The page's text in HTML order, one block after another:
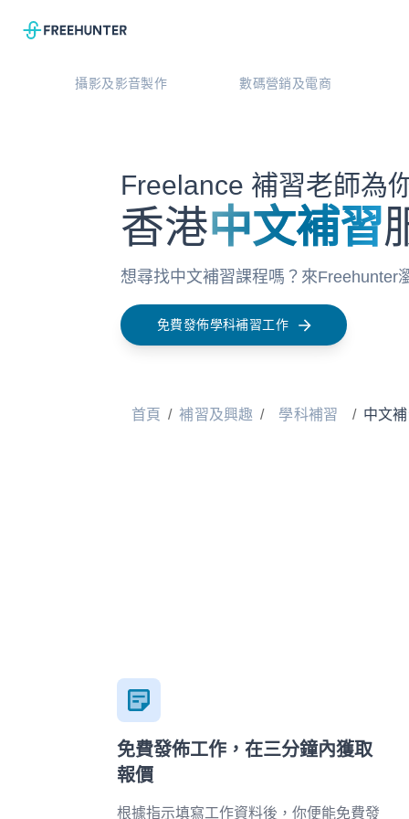
攝影及影音製作 數碼營銷及電商
Freelance 補習老師為
香港中文補習
想尋找中文補習課程嗎？來Freehunter
免費發佈學科補習工作
首頁 / 補習及興趣 / 學科補習 / 中文
免費發佈工作，在三分鐘內獲取
報價
根據指示填寫工作資料後，你便能免費發